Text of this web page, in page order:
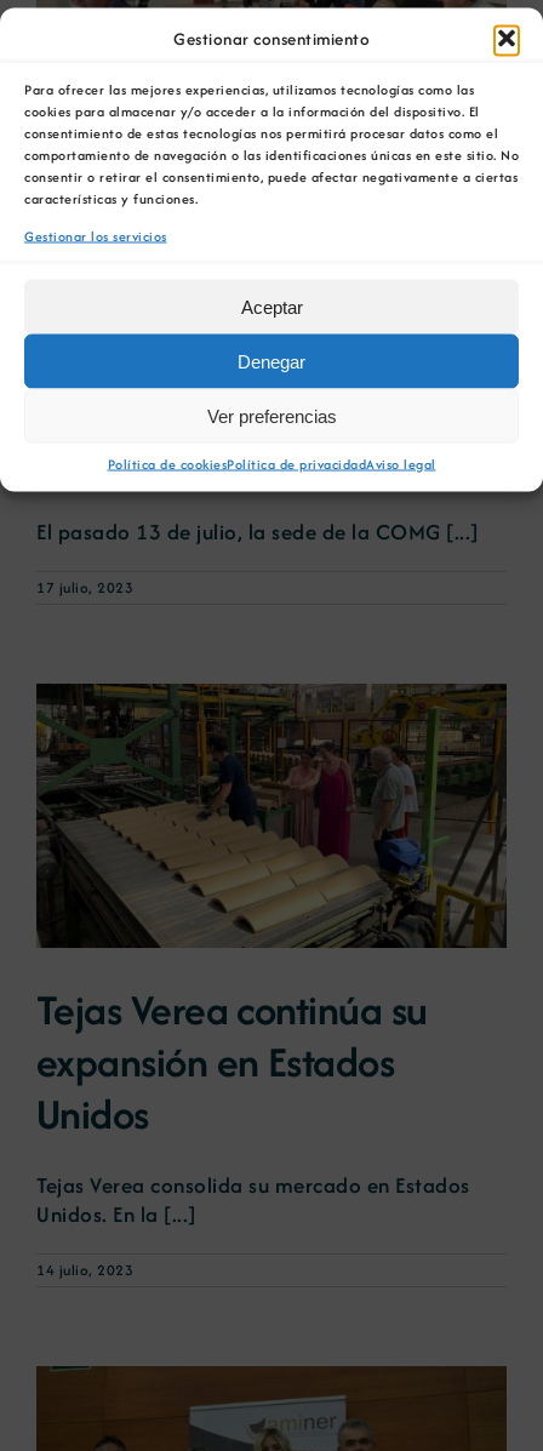
Gestionar consentimiento
Para ofrecer las mejores experiencias, utilizamos tecnologías como las
cookies para almacenar y/o acceder a la información del dispositivo. El
consentimiento de estas tecnologías nos permitirá procesar datos como el
comportamiento de navegación o las identificaciones únicas en este sitio. No
consentir o retirar el consentimiento, puede afectar negativamente a ciertas
características y funciones.
Gestionar los servicios
Aceptar
Denegar
Ver preferencias
Política de cookiesPolítica de privacidadAviso legal
La Cámara Oficial Mineira
de Galicia celebró ‘Huella
de Carbono 1.0’, el primero
de los webinars destinados
a impulsar la
descarbonización del sector
El pasado 13 de julio, la sede de la COMG [...]
17 julio, 2023
Tejas Verea continúa su
expansión en Estados
Unidos
Tejas Verea consolida su mercado en Estados
Unidos. En la [...]
14 julio, 2023